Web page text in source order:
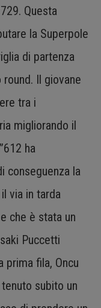
Questa
la Superpole
di partenza
Il giovane
tra i
migliorando il
ha
conseguenza la
via in tarda
che è stata un
Puccetti
prima fila, Oncu
subito un